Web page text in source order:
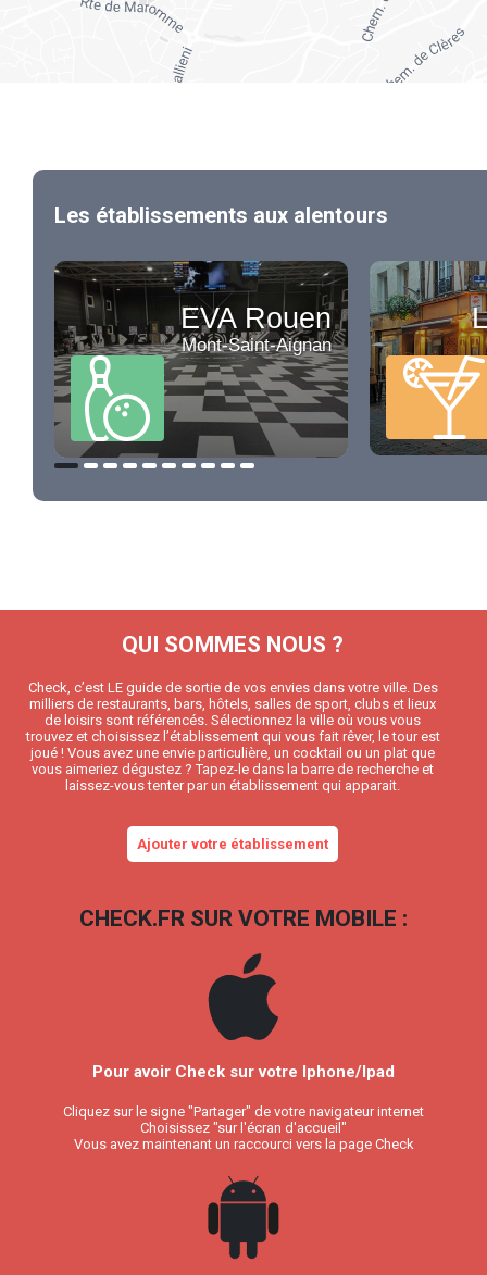
Les établissements aux alentours
EVA Rouen
Mont-Saint-Aignan
QUI SOMMES NOUS ?
Check, c’est LE guide de sortie de vos envies dans votre ville. Des
milliers de restaurants, bars, hôtels, salles de sport, clubs et lieux
de loisirs sont référencés. Sélectionnez la ville où vous vous
trouvez et choisissez l’établissement qui vous fait rêver, le tour est
joué ! Vous avez une envie particulière, un cocktail ou un plat que
vous aimeriez dégustez ? Tapez-le dans la barre de recherche et
laissez-vous tenter par un établissement qui apparait.
Ajouter votre établissement
CHECK.FR SUR VOTRE MOBILE :
Pour avoir Check sur votre Iphone/Ipad
Cliquez sur le signe "Partager" de votre navigateur internet
Choisissez "sur l'écran d'accueil"
Vous avez maintenant un raccourci vers la page Check